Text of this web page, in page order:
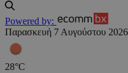
Powered by:
Παρασκευή 7 Αυγούστου 2026
28°C